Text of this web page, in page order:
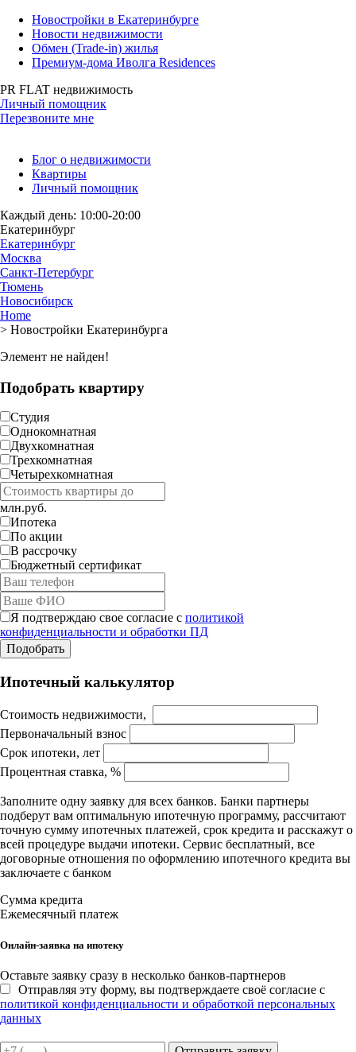
Новостройки в Екатеринбурге
Новости недвижимости
Обмен (Trade-in) жилья
Премиум-дома Иволга Residences
PR FLAT недвижимость
Личный помощник
Перезвоните мне
Блог о недвижимости
Квартиры
Личный помощник
Каждый день: 10:00-20:00
Екатеринбург
Екатеринбург
Москва
Санкт-Петербург
Тюмень
Новосибирск
Home
> Новостройки Екатеринбурга
Элемент не найден!
Подобрать квартиру
Студия
Однокомнатная
Двухкомнатная
Трехкомнатная
Четырехкомнатная
млн.руб.
Ипотека
По акции
В рассрочку
Бюджетный сертификат
Я подтверждаю свое согласие с политикой
конфиденциальности и обработки ПД
Ипотечный калькулятор
Стоимость недвижимости,
Первоначальный взнос
Срок ипотеки, лет
Процентная ставка, %
Заполните одну заявку для всех банков. Банки партнеры
подберут вам оптимальную ипотечную программу, рассчитают
точную сумму ипотечных платежей, срок кредита и расскажут о
всей процедуре выдачи ипотеки. Сервис бесплатный, все
договорные отношения по оформлению ипотечного кредита вы
заключаете с банком
Сумма кредита
Ежемесячный платеж
Онлайн-заявка на ипотеку
Оставьте заявку сразу в несколько банков-партнеров
Отправляя эту форму, вы подтверждаете своё согласие с
политикой конфиденциальности и обработкой персональных
данных